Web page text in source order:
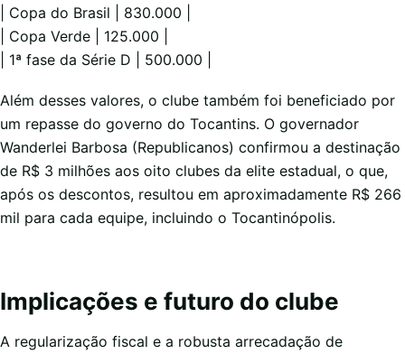
| Copa do Brasil | 830.000 |
| Copa Verde | 125.000 |
| 1ª fase da Série D | 500.000 |
Além desses valores, o clube também foi beneficiado por
um repasse do governo do Tocantins. O governador
Wanderlei Barbosa (Republicanos) confirmou a destinação
de R$ 3 milhões aos oito clubes da elite estadual, o que,
após os descontos, resultou em aproximadamente R$ 266
mil para cada equipe, incluindo o Tocantinópolis.
Implicações e futuro do clube
A regularização fiscal e a robusta arrecadação de